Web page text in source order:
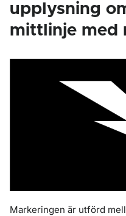
upplysning
mittlinje med
Markeringen är utförd